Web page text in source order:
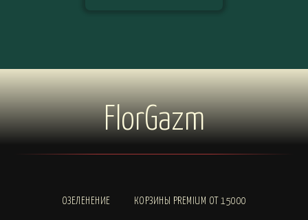
FlorGazm
ОЗЕЛЕНЕНИЕ КОРЗИНЫ PREMIUM ОТ 15000